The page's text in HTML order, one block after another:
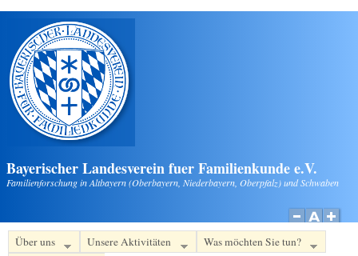
Direkt zum Inhalt
Bayerischer Landesverein fuer Familienkunde e.V.
Familienforschung in Altbayern (Oberbayern, Niederbayern, Oberpfalz) und Schwaben
Über uns Unsere Aktivitäten
Was möchten Sie tun?